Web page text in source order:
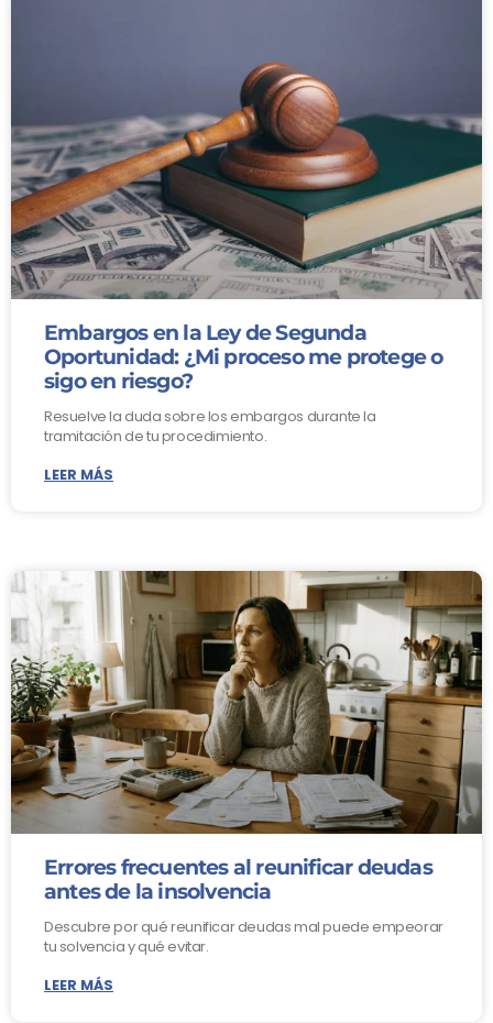
Embargos en la Ley de Segunda
Oportunidad: ¿Mi proceso me protege o
sigo en riesgo?
Resuelve la duda sobre los embargos durante la
tramitación de tu procedimiento.
LEER MÁS
Errores frecuentes al reunificar deudas
antes de la insolvencia
Descubre por qué reunificar deudas mal puede empeorar
tu solvencia y qué evitar.
LEER MÁS